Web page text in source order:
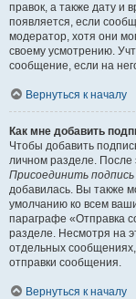
правок, а также дату и
появляется, если
модератор, хотя они
своему усмотрению.
сообщение, если на
Вернуться к началу
Как мне добавить
Чтобы добавить
личном разделе. После
Присоединить подпись
добавилась. Вы также
умолчанию ко всем
параграфе «Отправка
разделе. Несмотря на
отдельных
отправки сообщения.
Вернуться к началу